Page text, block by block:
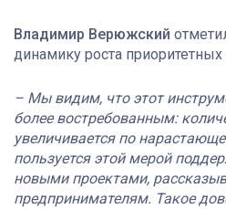
Владимир Верюжский
динамику роста приоритетных
– Мы видим, что этот
более востребованным:
увеличивается по
пользуется этой мерой
новыми проектами,
предпринимателям. Такое